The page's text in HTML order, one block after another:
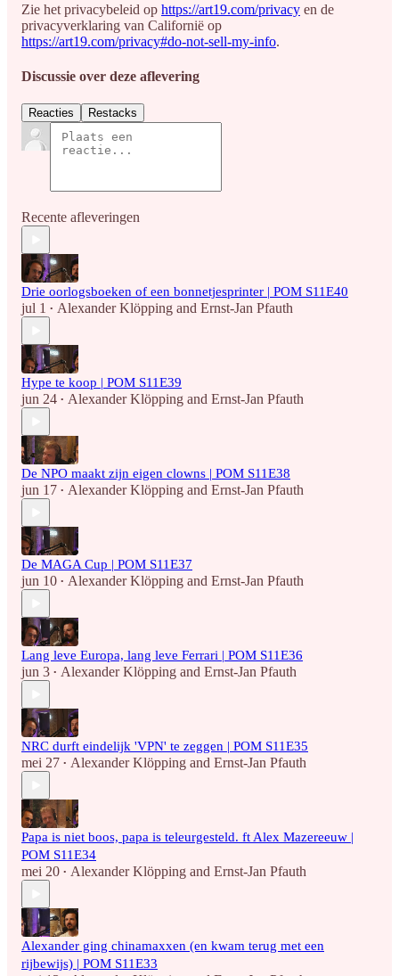
Zie het privacybeleid op https://art19.com/privacy en de
privacyverklaring van Californië op
https://art19.com/privacy#do-not-sell-my-info.
Discussie over deze aflevering
Reacties Restacks
Recente afleveringen
Drie oorlogsboeken of een bonnetjesprinter | POM S11E40
jul 1 • Alexander Klöpping and Ernst-Jan Pfauth
Hype te koop | POM S11E39
jun 24 • Alexander Klöpping and Ernst-Jan Pfauth
De NPO maakt zijn eigen clowns | POM S11E38
jun 17 • Alexander Klöpping and Ernst-Jan Pfauth
De MAGA Cup | POM S11E37
jun 10 • Alexander Klöpping and Ernst-Jan Pfauth
Lang leve Europa, lang leve Ferrari | POM S11E36
jun 3 • Alexander Klöpping and Ernst-Jan Pfauth
NRC durft eindelijk 'VPN' te zeggen | POM S11E35
mei 27 • Alexander Klöpping and Ernst-Jan Pfauth
Papa is niet boos, papa is teleurgesteld. ft Alex Mazereeuw |
POM S11E34
mei 20 • Alexander Klöpping and Ernst-Jan Pfauth
Alexander ging chinamaxxen (en kwam terug met een
rijbewijs) | POM S11E33